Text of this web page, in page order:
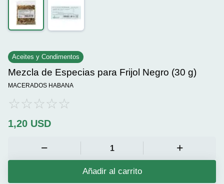
Aceites y Condimentos
Mezcla de Especias para Frijol Negro (30 g)
MACERADOS HABANA
1,20 USD
Añadir al carrito